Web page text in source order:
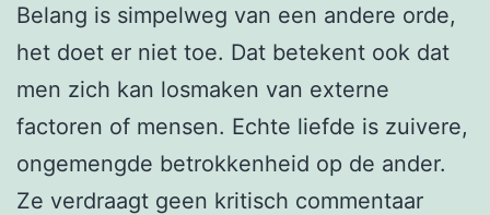
Belang is simpelweg van een andere orde,
het doet er niet toe. Dat betekent ook dat
men zich kan losmaken van externe
factoren of mensen. Echte liefde is zuivere,
ongemengde betrokkenheid op de ander.
Ze verdraagt geen kritisch commentaar